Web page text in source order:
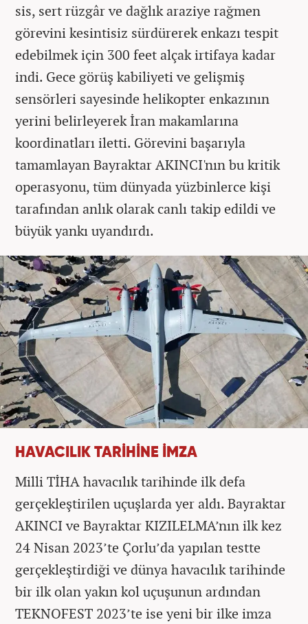
sis, sert rüzgâr ve dağlık araziye rağmen
görevini kesintisiz sürdürerek enkazı tespit
edebilmek için 300 feet alçak irtifaya kadar
indi. Gece görüş kabiliyeti ve gelişmiş
sensörleri sayesinde helikopter enkazının
yerini belirleyerek İran makamlarına
koordinatları iletti. Görevini başarıyla
tamamlayan Bayraktar AKINCI'nın bu kritik
operasyonu, tüm dünyada yüzbinlerce kişi
tarafından anlık olarak canlı takip edildi ve
büyük yankı uyandırdı.
HAVACILIK TARİHİNE İMZA
Milli TİHA havacılık tarihinde ilk defa
gerçekleştirilen uçuşlarda yer aldı. Bayraktar
AKINCI ve Bayraktar KIZILELMA’nın ilk kez
24 Nisan 2023’te Çorlu’da yapılan testte
gerçekleştirdiği ve dünya havacılık tarihinde
bir ilk olan yakın kol uçuşunun ardından
TEKNOFEST 2023’te ise yeni bir ilke imza